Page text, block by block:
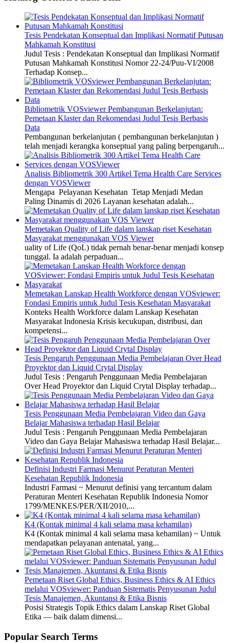
Tesis Pendekatan Konseptual dan Implikasi Normatif Putusan
Mahkamah Konstitusi
Judul Tesis : Pendekatan Konseptual dan Implikasi Normatif
Putusan Mahkamah Konstitusi Nomor 22-24/Puu-VI/2008
Terhadap Konsep...
Bibliometrik VOSviewer Pembangunan Berkelanjutan:
Pemetaan Klaster dan Rekomendasi Judul Tesis Berbasis
Data
Pembangunan berkelanjutan ( pembangunan berkelanjutan )
telah menjadi kerangka konseptual yang paling berpengaruh...
Analisis Bibliometrik 300 Artikel Tema Health Care Services
dengan VOSViewer
Mengapa Pelayanan Kesehatan Tetap Menjadi Medan
Paling Dinamis di 2026 Layanan kesehatan adalah...
Memetakan Quality of Life dalam lanskap riset Kesehatan
Masyarakat menggunakan VOS Viewer
uality of Life (QoL) tidak pernah benar-benar menjadi konsep
tunggal. Ia adalah perpaduan...
Memetakan Lanskap Health Workforce dengan VOSviewer:
Fondasi Empiris untuk Judul Tesis Kesehatan Masyarakat
Konteks Health Workforce dalam Lanskap Kesehatan
Masyarakat Indonesia Krisis kecukupan, distribusi, dan
kompetensi...
Tesis Pengaruh Penggunaan Media Pembelajaran Over Head
Proyektor dan Liquid Crytal Display
Judul Tesis : Pengaruh Penggunaan Media Pembelajaran
Over Head Proyektor dan Liquid Crytal Display terhadap...
Tesis Penggunaan Media Pembelajaran Video dan Gaya
Belajar Mahasiswa terhadap Hasil Belajar
Judul Tesis : Pengaruh Penggunaan Media Pembelajaran
Video dan Gaya Belajar Mahasiswa terhadap Hasil Belajar...
Definisi Industri Farmasi Menurut Peraturan Menteri
Kesehatan Republik Indonesia
Industri Farmasi ~ Menurut definisi yang tercantum dalam
Peraturan Menteri Kesehatan Republik Indonesia Nomor
1799/MENKES/PER/XII/2010,...
K4 (Kontak minimal 4 kali selama masa kehamilan)
K4 (Kontak minimal 4 kali selama masa kehamilan) ~ Untuk
mendapatkan pelayanan antenatal, yang...
Pemetaan Riset Global Ethics, Business Ethics & AI Ethics
melalui VOSviewer: Panduan Sistematis Penyusunan Judul
Tesis Manajemen, Akuntansi & Etika Bisnis
Posisi Strategis Topik Ethics dalam Lanskap Riset Global
Etika — baik dalam dimensi...
Popular Search Terms